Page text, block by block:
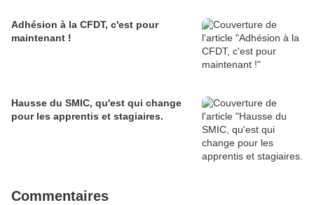
Adhésion à la CFDT, c'est pour
maintenant !
Hausse du SMIC, qu'est qui change
pour les apprentis et stagiaires.
Commentaires